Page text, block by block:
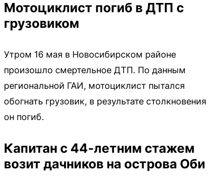
Мотоциклист погиб в ДТП с
грузовиком
Утром 16 мая в Новосибирском районе
произошло смертельное ДТП. По данным
региональной ГАИ, мотоциклист пытался
обогнать грузовик, в результате столкновения
он погиб.
Капитан с 44-летним стажем
возит дачников на острова Оби